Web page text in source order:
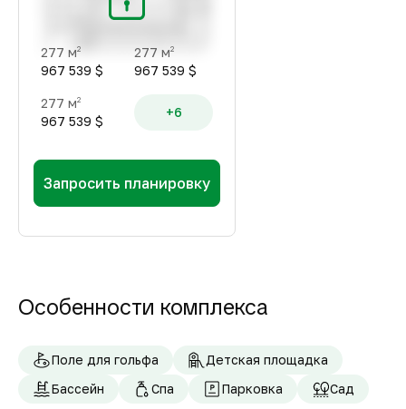
277 м2
967 539 $
277 м2
967 539 $
277 м2
967 539 $
+6
Запросить планировку
Особенности комплекса
Поле для гольфа
Детская площадка
Бассейн
Спа Парковка Сад